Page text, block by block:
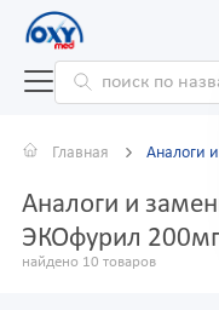
Главная Аналоги
Аналоги и
ЭКОфурил
найдено 10 товаров